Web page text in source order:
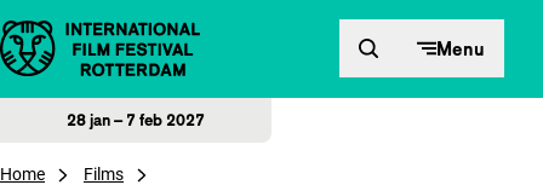
Direct naar inhoud Menu
28 jan – 7 feb 2027
Home
Films